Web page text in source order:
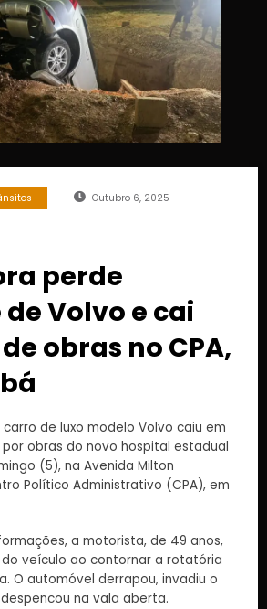
Outubro 6, 2025
perde
Volvo e cai
obras no CPA,
de luxo modelo Volvo caiu em
obras do novo hospital estadual
(5), na Avenida Milton
Político Administrativo (CPA), em
a motorista, de 49 anos,
veículo ao contornar a rotatória
O automóvel derrapou, invadiu o
na vala aberta.